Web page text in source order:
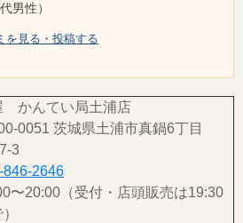
男性）
を見る・投稿する
かんてい局土浦店
0051 茨城県土浦市真鍋6丁目
3
846-2646
〜20:00（受付・店頭販売は19:30